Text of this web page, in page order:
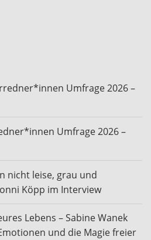
Umfrage 2026 –
Umfrage 2026 –
nicht leise, grau und
Köpp im Interview
Lebens – Sabine Wanek
und die Magie freier